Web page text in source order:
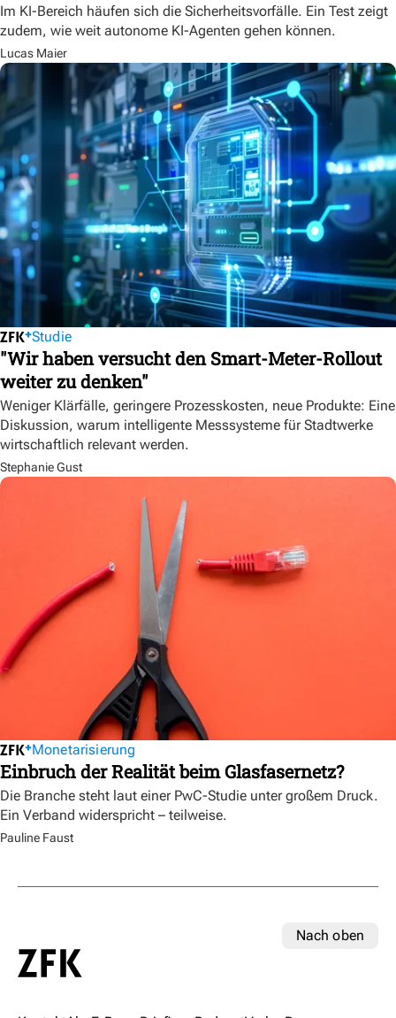
Im KI-Bereich häufen sich die Sicherheitsvorfälle. Ein Test zeigt
zudem, wie weit autonome KI-Agenten gehen können.
Lucas Maier
Studie
"Wir haben versucht den Smart-Meter-Rollout
weiter zu denken"
Weniger Klärfälle, geringere Prozesskosten, neue Produkte: Eine
Diskussion, warum intelligente Messsysteme für Stadtwerke
wirtschaftlich relevant werden.
Stephanie Gust
Monetarisierung
Einbruch der Realität beim Glasfasernetz?
Die Branche steht laut einer PwC-Studie unter großem Druck.
Ein Verband widerspricht – teilweise.
Pauline Faust
Nach oben